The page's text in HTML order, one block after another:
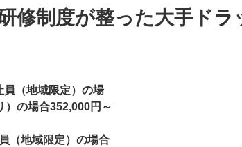
修制度が整った大手ド
員（地域限定）の場
）の場合352,000円～
（地域限定）の場合